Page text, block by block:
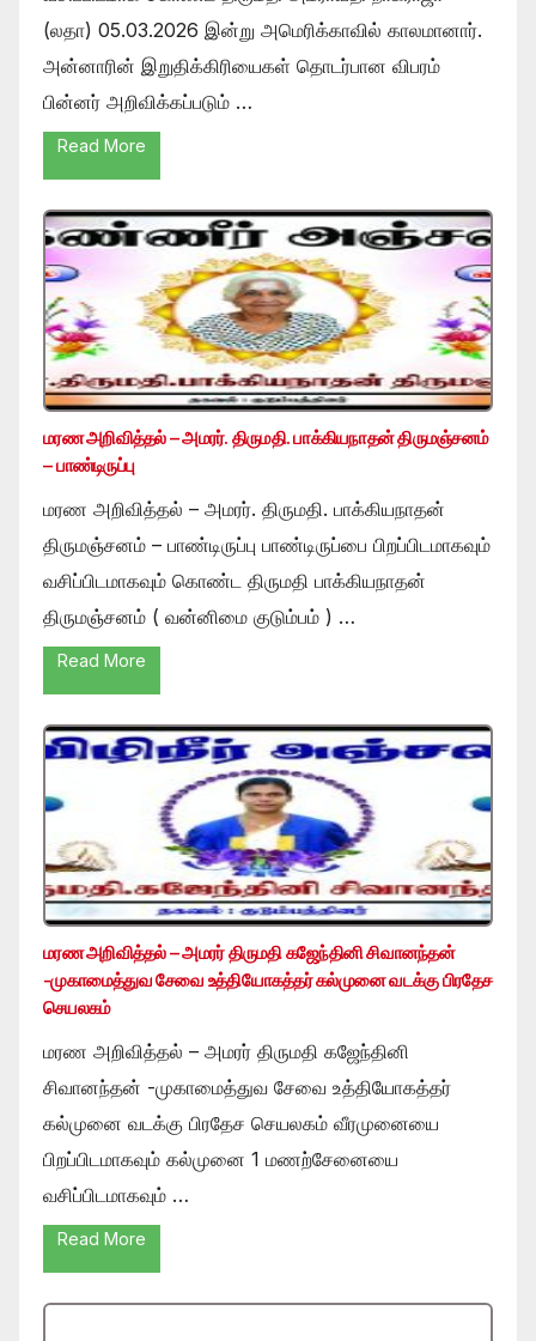
(லதா) 05.03.2026 இன்று அமெரிக்காவில் காலமானார்.
அன்னாரின் இறுதிக்கிரியைகள் தொடர்பான விபரம்
பின்னர் அறிவிக்கப்படும் …
Read More
மரண அறிவித்தல் – அமரர். திருமதி. பாக்கியநாதன் திருமஞ்சனம்
– பாண்டிருப்பு
மரண அறிவித்தல் – அமரர். திருமதி. பாக்கியநாதன்
திருமஞ்சனம் – பாண்டிருப்பு பாண்டிருப்பை பிறப்பிடமாகவும்
வசிப்பிடமாகவும் கொண்ட திருமதி பாக்கியநாதன்
திருமஞ்சனம் ( வன்னிமை குடும்பம் ) …
Read More
மரண அறிவித்தல் – அமரர் திருமதி கஜேந்தினி சிவானந்தன்
-முகாமைத்துவ சேவை உத்தியோகத்தர் கல்முனை வடக்கு பிரதேச
செயலகம்
மரண அறிவித்தல் – அமரர் திருமதி கஜேந்தினி
சிவானந்தன் -முகாமைத்துவ சேவை உத்தியோகத்தர்
கல்முனை வடக்கு பிரதேச செயலகம் வீரமுனையை
பிறப்பிடமாகவும் கல்முனை 1 மணற்சேனையை
வசிப்பிடமாகவும் …
Read More